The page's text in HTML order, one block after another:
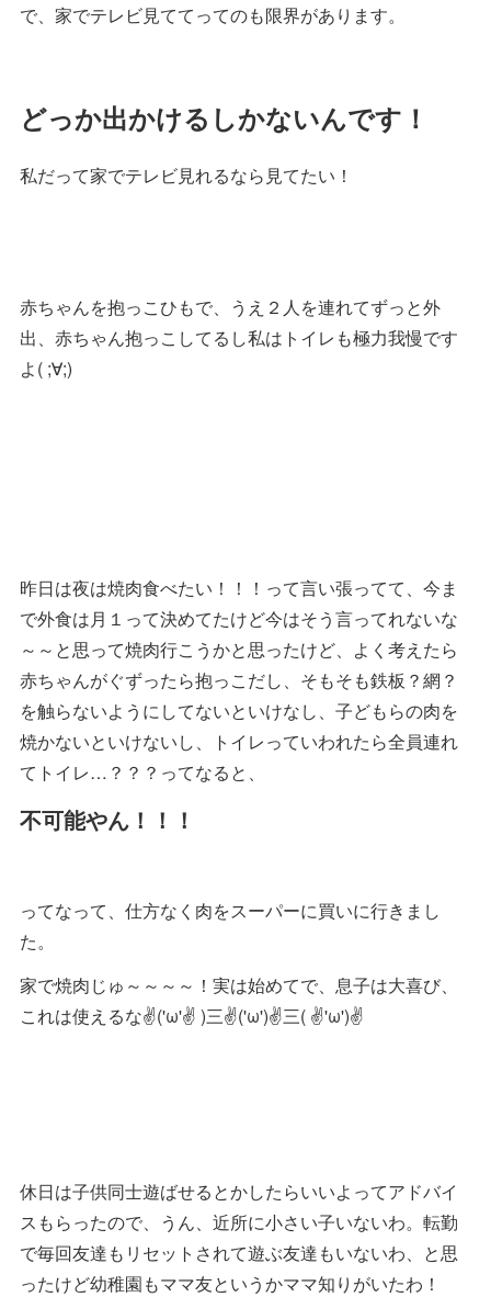
で、家でテレビ見ててってのも限界があります。
どっか出かけるしかないんです！
私だって家でテレビ見れるなら見てたい！
赤ちゃんを抱っこひもで、うえ２人を連れてずっと外
出、赤ちゃん抱っこしてるし私はトイレも極力我慢です
よ( ;∀;)
昨日は夜は焼肉食べたい！！！って言い張ってて、今ま
で外食は月１って決めてたけど今はそう言ってれないな
～～と思って焼肉行こうかと思ったけど、よく考えたら
赤ちゃんがぐずったら抱っこだし、そもそも鉄板？網？
を触らないようにしてないといけなし、子どもらの肉を
焼かないといけないし、トイレっていわれたら全員連れ
てトイレ…？？？ってなると、
不可能やん！！！
ってなって、仕方なく肉をスーパーに買いに行きまし
た。
家で焼肉じゅ～～～～！実は始めてで、息子は大喜び、
これは使えるな✌('ω'✌ )三✌('ω')✌三( ✌'ω')✌
休日は子供同士遊ばせるとかしたらいいよってアドバイ
スもらったので、うん、近所に小さい子いないわ。転勤
で毎回友達もリセットされて遊ぶ友達もいないわ、と思
ったけど幼稚園もママ友というかママ知りがいたわ！